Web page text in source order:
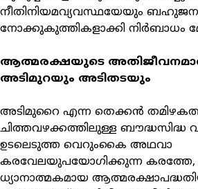
നീതിനിയമവ്യവസ്ഥയേയും
നോക്കുകുത്തികളാക്കി നിര്‍ബാധം
ആത്മരക്ഷയുടെ
അടിമുറയും അടിതടയും
അടിമുറൈ എന്ന തെക്കന്‍ തമിഴകത്ത്
ചിത്തവഴക്കത്തിലുള്ള ബൗദ്ധസിദ്ധ
ഉടലെടുത്ത വെറുംകൈ അഥവാ
കരവേലയുപയോഗിക്കുന്ന
ധ്യാനാത്മകമായ